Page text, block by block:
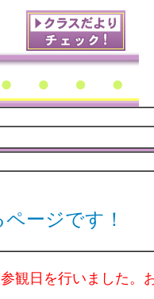
ージです！
観日を行いました。